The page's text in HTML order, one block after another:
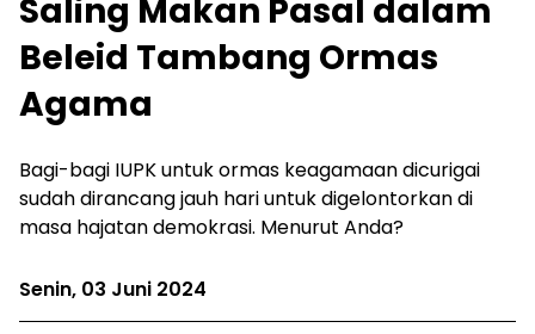
Saling Makan Pasal dalam
Beleid Tambang Ormas
Agama
Bagi-bagi IUPK untuk ormas keagamaan dicurigai
sudah dirancang jauh hari untuk digelontorkan di
masa hajatan demokrasi. Menurut Anda?
Senin, 03 Juni 2024